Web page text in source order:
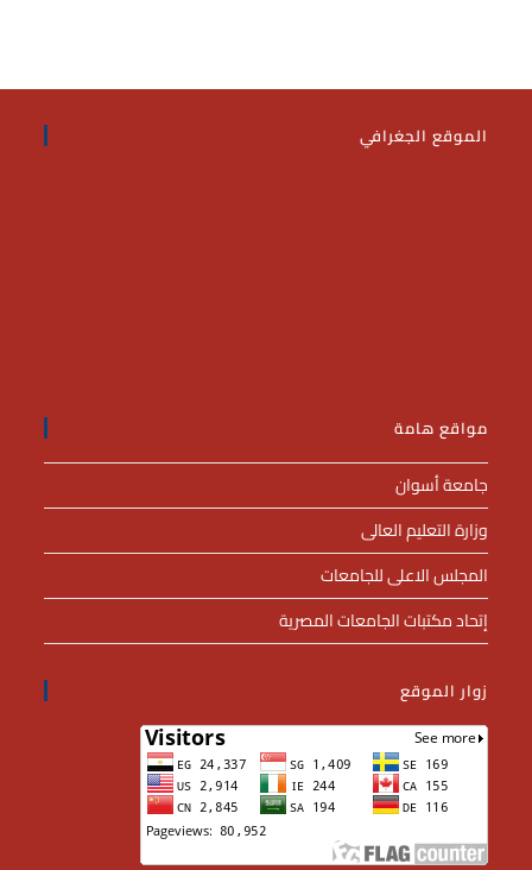
الموقع الجغرافي
مواقع هامة
جامعة أسوان
وزارة التعليم العالى
المجلس الاعلى للجامعات
إتحاد مكتبات الجامعات المصرية
زوار الموقع